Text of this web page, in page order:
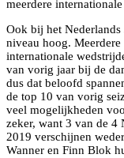
meerdere
Ook bij het
niveau hoog.
internationale
van vorig jaar bij de
dus dat beloofd
de top 10 van vorig
veel mogelijkheden
zeker, want 3 van de 4
2019 verschijnen
Wanner en Finn Blok